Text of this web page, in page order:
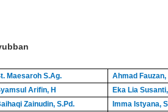
Maesaroh S.Ag.
Ahmad Fauzan,
Arifin, H
Eka Lia Susanti,
Zainudin, S.Pd.
Imma Istyana,